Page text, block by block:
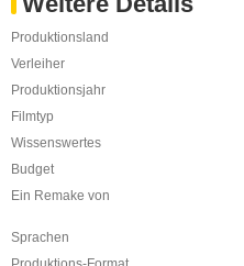
Produktionsland
Verleiher
Produktionsjahr
Filmtyp
Wissenswertes
Budget
Ein Remake von
Sprachen